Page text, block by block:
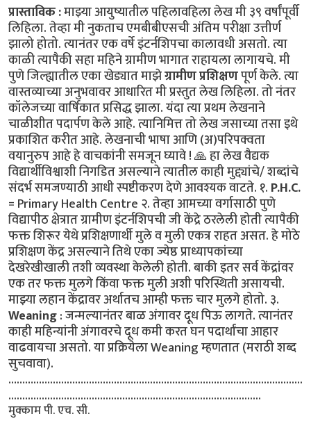
प्रास्ताविक :माझ्या आयुष्यातील पहिलावहिला लेख मी ३९ वर्षांपूर्वी
लिहिला. तेव्हा मी नुकताच एमबीबीएसची अंतिम परीक्षा उत्तीर्ण
झालो होतो. त्यानंतर एक वर्षे इंटर्नशिपचा कालावधी असतो. त्या
काळी त्यापैकी सहा महिने ग्रामीण भागात राहायला लागायचे. मी
पुणे जिल्ह्यातील एका खेड्यात माझेग्रामीण प्रशिक्षणपूर्ण केले. त्या
वास्तव्याच्या अनुभवावर आधारित मी प्रस्तुत लेख लिहिला. तो नंतर
कॉलेजच्या वार्षिकात प्रसिद्ध झाला. यंदा त्या प्रथम लेखनाने
चाळीशीत पदार्पण केले आहे. त्यानिमित्त तो लेख जसाच्या तसा इथे
प्रकाशित करीत आहे. लेखनाची भाषा आणि (अ)परिपक्वता
वयानुरुप आहे हे वाचकांनी समजून घ्यावे ! 🙏 हा लेख वैद्यक
विद्यार्थीविश्वाशी निगडित असल्याने त्यातील काही मुद्द्यांचे/ शब्दांचे
संदर्भ समजण्याठी आधी स्पष्टीकरण देणे आवश्यक वाटते. १.P.H.C.
= Primary Health Centre २. तेव्हा आमच्या वर्गासाठी पुणे
विद्यापीठ क्षेत्रात ग्रामीण इंटर्नशिपची जी केंद्रे ठरलेली होती त्यापैकी
फक्त शिरूर येथे प्रशिक्षणार्थी मुले व मुली एकत्र राहत असत. हे मोठे
प्रशिक्षण केंद्र असल्याने तिथे एका ज्येष्ठ प्राध्यापकांच्या
देखरेखीखाली तशी व्यवस्था केलेली होती. बाकी इतर सर्व केंद्रांवर
एक तर फक्त मुलगे किंवा फक्त मुली अशी परिस्थिती असायची.
माझ्या लहान केंद्रावर अर्थातच आम्ही फक्त चार मुलगे होतो. ३.
Weaning: जन्मल्यानंतर बाळ अंगावर दूध पिऊ लागते. त्यानंतर
काही महिन्यांनी अंगावरचे दूध कमी करत घन पदार्थांचा आहार
वाढवायचा असतो. या प्रक्रियेला Weaning म्हणतात (मराठी शब्द
सुचवावा).
…………………………………………………………………...............................
...........................................................................................
मुक्काम पी. एच. सी.